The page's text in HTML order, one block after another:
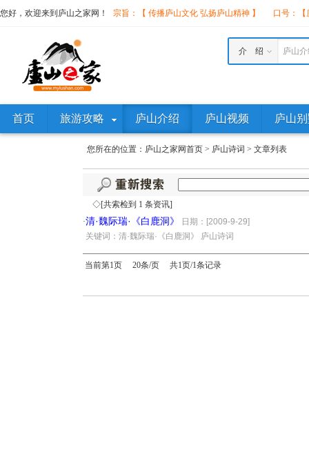
您好，欢迎来到庐山之家网！ 宗旨：【 传播庐山文化 弘扬庐山精神 】 口号：
庐山
介 绍
首页 旅游攻略 庐山介绍 庐山视频 庐山
您所在的位置： 庐山之家网首页 > 庐山诗词 > 文章列表
◇[共索检到 1 条资讯]
·清·魏际瑞·《白鹿洞》
日期：[2009-9-29]
关键词：清·魏际瑞·《白鹿洞》 庐山诗词
当前第1页 20条/页 共1页/1条记录